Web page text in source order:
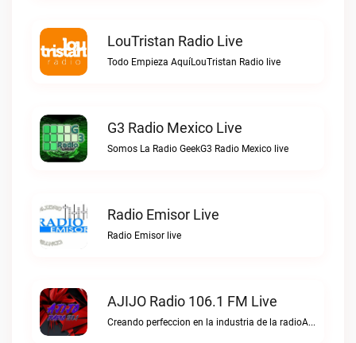
LouTristan Radio Live
Todo Empieza AquíLouTristan Radio live
G3 Radio Mexico Live
Somos La Radio GeekG3 Radio Mexico live
Radio Emisor Live
Radio Emisor live
AJIJO Radio 106.1 FM Live
Creando perfeccion en la industria de la radioAJIJO Radio 106.1 FM live